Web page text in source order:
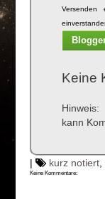
Versenden
kann
| kurz notiert
Keine Kommentare: